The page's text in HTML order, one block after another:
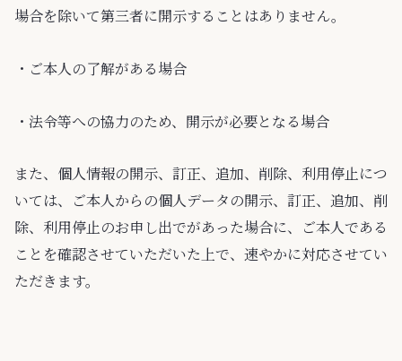
場合を除いて第三者に開示することはありません。
・ご本人の了解がある場合
・法令等への協力のため、開示が必要となる場合
また、個人情報の開示、訂正、追加、削除、利用停止につ
いては、ご本人からの個人データの開示、訂正、追加、削
除、利用停止のお申し出でがあった場合に、ご本人である
ことを確認させていただいた上で、速やかに対応させてい
ただきます。